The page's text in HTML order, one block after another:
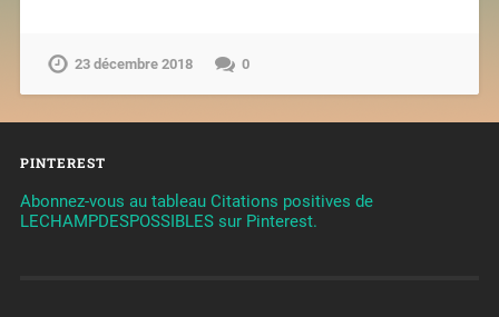
23 décembre 2018 0
PINTEREST
Abonnez-vous au tableau Citations positives de
LECHAMPDESPOSSIBLES sur Pinterest.